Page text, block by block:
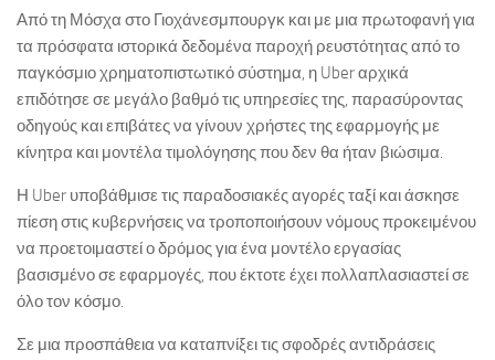
Από τη Μόσχα στο Γιοχάνεσμπουργκ και με μια πρωτοφανή για
τα πρόσφατα ιστορικά δεδομένα παροχή ρευστότητας από το
παγκόσμιο χρηματοπιστωτικό σύστημα, η Uber αρχικά
επιδότησε σε μεγάλο βαθμό τις υπηρεσίες της, παρασύροντας
οδηγούς και επιβάτες να γίνουν χρήστες της εφαρμογής με
κίνητρα και μοντέλα τιμολόγησης που δεν θα ήταν βιώσιμα.
Η Uber υποβάθμισε τις παραδοσιακές αγορές ταξί και άσκησε
πίεση στις κυβερνήσεις να τροποποιήσουν νόμους προκειμένου
να προετοιμαστεί ο δρόμος για ένα μοντέλο εργασίας
βασισμένο σε εφαρμογές, που έκτοτε έχει πολλαπλασιαστεί σε
όλο τον κόσμο.
Σε μια προσπάθεια να καταπνίξει τις σφοδρές αντιδράσεις